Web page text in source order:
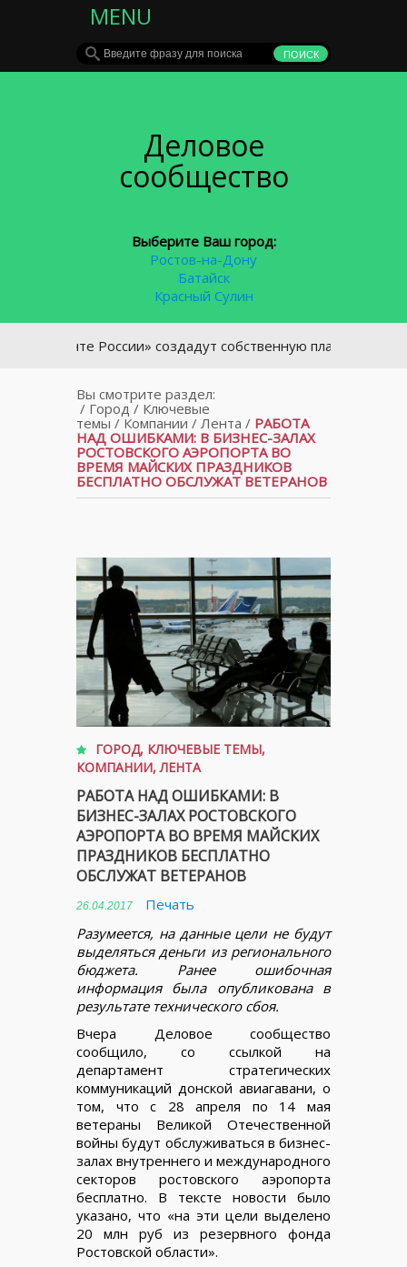
MENU
Деловое
сообщество
Выберите Ваш город:
Ростов-на-Дону
Батайск
Красный Сулин
России» создадут собственную платежную систему
Вы смотрите раздел:
/ Город/ Ключевые
темы / Компании / Лента / РАБОТА
НАД ОШИБКАМИ: В БИЗНЕС-ЗАЛАХ
РОСТОВСКОГО АЭРОПОРТА ВО
ВРЕМЯ МАЙСКИХ ПРАЗДНИКОВ
БЕСПЛАТНО ОБСЛУЖАТ ВЕТЕРАНОВ
ГОРОД, КЛЮЧЕВЫЕ ТЕМЫ,
КОМПАНИИ,ЛЕНТА
РАБОТА НАД ОШИБКАМИ: В
БИЗНЕС-ЗАЛАХ РОСТОВСКОГО
АЭРОПОРТА ВО ВРЕМЯ МАЙСКИХ
ПРАЗДНИКОВ БЕСПЛАТНО
ОБСЛУЖАТ ВЕТЕРАНОВ
26.04.2017
Печать
Разумеется, на данные цели не будут
выделяться деньги из регионального
бюджета. Ранее ошибочная
информация была опубликована в
результате технического сбоя.
Вчера Деловое сообщество
сообщило, со ссылкой на
департамент стратегических
коммуникаций донской авиагавани, о
том, что с 28 апреля по 14 мая
ветераны Великой Отечественной
войны будут обслуживаться в бизнес-
залах внутреннего и международного
секторов ростовского аэропорта
бесплатно. В тексте новости было
указано, что «на эти цели выделено
20 млн руб из резервного фонда
Ростовской области».